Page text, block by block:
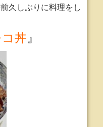
久しぶりに料理をし
丼 』